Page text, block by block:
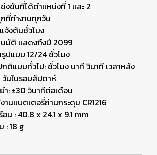
งขันที่ได้ตำแหน่งที่ 1 และ 2
ที่ทำงานทุกวัน
งต้นชั่วโมง
มัติ แสดงถึงปี 2099
ปแบบ 12/24 ชั่วโมง
ติแบบทั่วไป: ชั่วโมง นาที วินาที เวลาหลัง
วันในรอบสัปดาห์
ำ: ±30 วินาทีต่อเดือน
านแบตเตอรี่ถ่านกระดุม CR1216
น : 40.8 x 24.1 x 9.1 mm
: 18 g